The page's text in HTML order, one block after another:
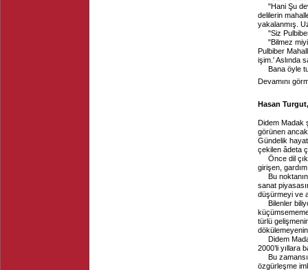
"Hani Şu
delilerin
yakalanmış.
"Siz
"Bilmez
Pulbiber
işim.' Aslında
Bana öyle
Devamını
Hasan
Didem Madak
görünen
Gündelik
çekilen âdeta
Önce dil
girişen,
Bu
sanat
düşürmeyi ve
Bilenler
türlü
Didem
2000’li yıllara
Bu
özgürleşme